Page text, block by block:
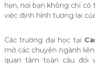
hẹn, nơi bạn không chỉ
việc định hình tương lai
Các trường đại học tại
mở các chuyên ngành
quan tâm toàn cầu đối